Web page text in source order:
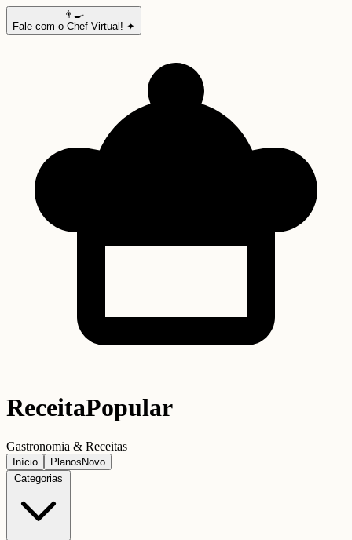
👨‍🍳
Fale com o Chef Virtual! ✦
ReceitaPopular
Gastronomia & Receitas
Início Planos Novo
Categorias